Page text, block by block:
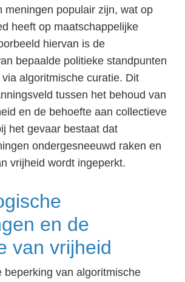
meningen populair zijn, wat op
heeft op maatschappelijke
hiervan is de
bepaalde politieke standpunten
algoritmische curatie. Dit
tussen het behoud van
en de behoefte aan collectieve
het gevaar bestaat dat
ondergesneeuwd raken en
vrijheid wordt ingeperkt.
en de
van vrijheid
beperking van algoritmische